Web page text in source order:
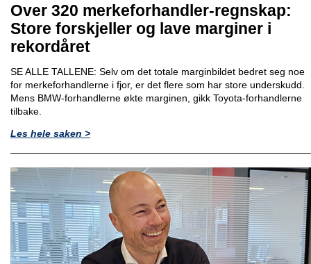
Over 320 merkeforhandler-regnskap:
Store forskjeller og lave marginer i
rekordåret
SE ALLE TALLENE: Selv om det totale marginbildet bedret seg noe
for merkeforhandlerne i fjor, er det flere som har store underskudd.
Mens BMW-forhandlerne økte marginen, gikk Toyota-forhandlerne
tilbake.
Les hele saken >